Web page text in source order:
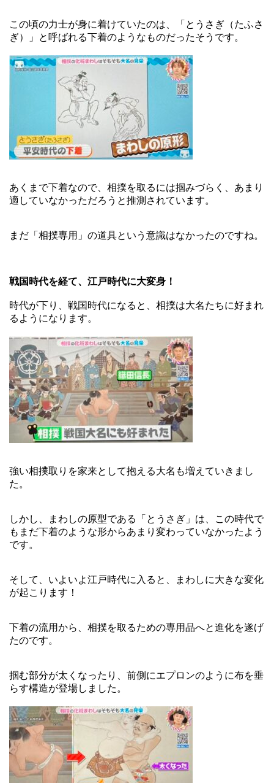
この頃の力士が身に着けていたのは、「とうさぎ（たふさ
ぎ）」と呼ばれる下着のようなものだったそうです。
あくまで下着なので、相撲を取るには掴みづらく、あまり
適していなかっただろうと推測されています。
まだ「相撲専用」の道具という意識はなかったのですね。
戦国時代を経て、江戸時代に大変身！
時代が下り、戦国時代になると、相撲は大名たちに好まれ
るようになります。
強い相撲取りを家来として抱える大名も増えていきまし
た。
しかし、まわしの原型である「とうさぎ」は、この時代で
もまだ下着のような形からあまり変わっていなかったよう
です。
そして、いよいよ江戸時代に入ると、まわしに大きな変化
が起こります！
下着の流用から、相撲を取るための専用品へと進化を遂げ
たのです。
掴む部分が太くなったり、前側にエプロンのように布を垂
らす構造が登場しました。